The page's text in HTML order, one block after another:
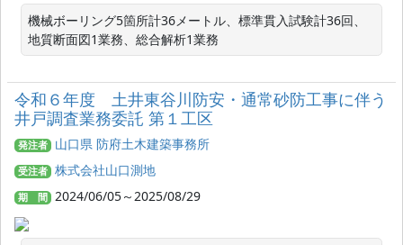
機械ボーリング5箇所計36メートル、標準貫入試験計36回、
地質断面図1業務、総合解析1業務
令和６年度 土井東谷川防安・通常砂防工事に伴う
井戸調査業務委託 第１工区
発注者 山口県 防府土木建築事務所
受注者 株式会社山口測地
期 間 2024/06/05～2025/08/29